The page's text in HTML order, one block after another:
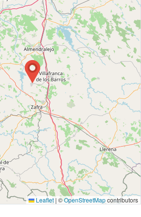
Leaflet | ©OpenStreetMapcontributors